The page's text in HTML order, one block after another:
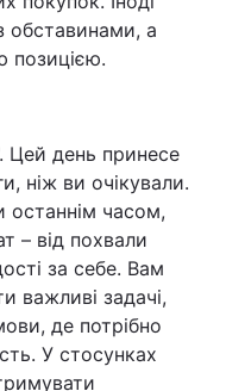
обставинами, а
позицією.
Цей день принесе
ніж ви очікували.
останнім часом,
– від похвали
за себе. Вам
важливі задачі,
де потрібно
У стосунках